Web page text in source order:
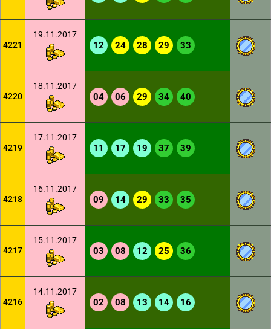
4221
19.11.2017
12 24 28 29 33
4220
18.11.2017
04 06 29 34 40
4219
17.11.2017
11 17 19 37 39
4218
16.11.2017
09 14 29 33 35
4217
15.11.2017
03 08 12 25 36
4216
14.11.2017
02 08 13 14 16